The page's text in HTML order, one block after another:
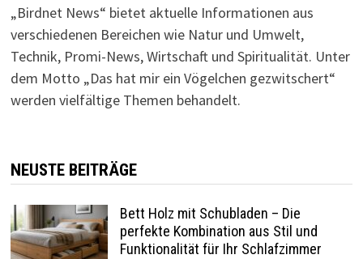
„Birdnet News“ bietet aktuelle Informationen aus
verschiedenen Bereichen wie Natur und Umwelt,
Technik, Promi-News, Wirtschaft und Spiritualität. Unter
dem Motto „Das hat mir ein Vögelchen gezwitschert“
werden vielfältige Themen behandelt.
NEUSTE BEITRÄGE
Bett Holz mit Schubladen – Die
perfekte Kombination aus Stil und
Funktionalität für Ihr Schlafzimmer